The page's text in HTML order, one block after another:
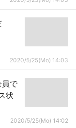
2020/5/25(Mo) 14:03
で
状
2020/5/25(Mo) 14:02